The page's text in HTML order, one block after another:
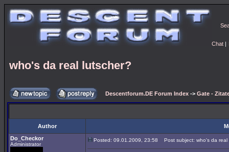
Chat |
who's da real lutscher?
Descentforum.DE Forum Index -> Gate -
Author
Do_Checkor
Administrator
Posted: 09.01.2009, 23:58 Post subject: who's da real